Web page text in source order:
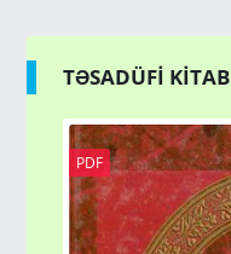
TƏSADÜFİ KİTAB
PDF